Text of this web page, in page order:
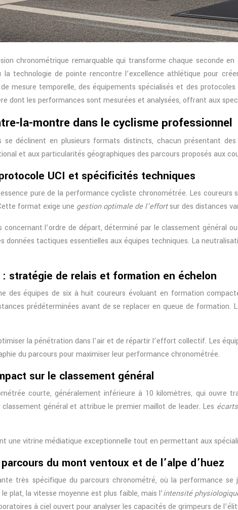
chronométrique remarquable qui transforme chaque seconde
technologie de pointe rencontre l’excellence athlétique pour
mesure temporelle, des équipements spécialisés et des
dont les performances sont mesurées et analysées, offrant aux
la-montre dans le cyclisme professionnel
déclinent en plusieurs formats distincts, chacun présentant
et aux particularités géographiques des parcours proposés aux
UCI et spécificités techniques
pure de la performance cycliste chronométrée. Les
format exige une gestion optimale de l’effortsur des distances
l’ordre de départ, déterminé par le classement général
tactiques essentielles aux équipes techniques. La
stratégie de relais et formation en échelon
des équipes de six à huit coureurs évoluant en formation
prédéterminées avant de se replacer en queue de
la pénétration dans l’air et de répartir l’effort collectif. Les
du parcours pour maximiser leur performance chronométrée.
sur le classement général
courte, généralement inférieure à 10 kilomètres, qui ouvre
général et attribue le premier maillot de leader. Les
une vitrine médiatique exceptionnelle tout en permettant aux
du mont ventoux et de l’alpe d’huez
très spécifique du parcours chronométré, où la performance
plat, la vitesse moyenne est plus faible, mais l’intensité
à ciel ouvert pour analyser les capacités de grimpeurs de